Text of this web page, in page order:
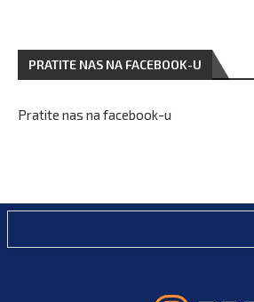
PRATITE NAS NA FACEBOOK-U
Pratite nas na facebook-u